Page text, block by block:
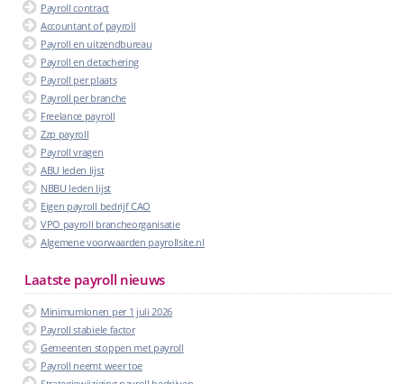
Payroll contract
Accountant of payroll
Payroll en uitzendbureau
Payroll en detachering
Payroll per plaats
Payroll per branche
Freelance payroll
Zzp payroll
Payroll vragen
ABU leden lijst
NBBU leden lijst
Eigen payroll bedrijf CAO
VPO payroll brancheorganisatie
Algemene voorwaarden payrollsite.nl
Laatste payroll nieuws
Minimumlonen per 1 juli 2026
Payroll stabiele factor
Gemeenten stoppen met payroll
Payroll neemt weer toe